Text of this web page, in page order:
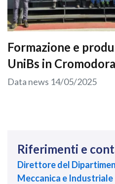
Formazione e
UniBs in
Data news 14/05/2025
Riferimenti e
Direttore del
Meccanica e Industriale